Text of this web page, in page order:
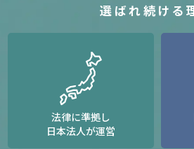
選ばれ続ける
法律に準拠し
日本法人が運営